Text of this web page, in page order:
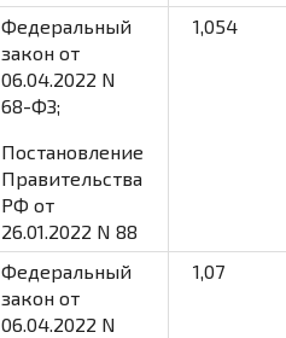
Федеральный
закон от
06.04.2022 N
68-ФЗ;
Постановление
Правительства
РФ от
26.01.2022 N 88
1,054
Федеральный
закон от
06.04.2022 N
1,07